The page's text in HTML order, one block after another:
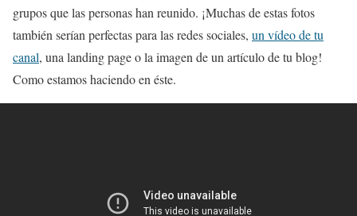
grupos que las personas han reunido. ¡Muchas de estas fotos
también serían perfectas para las redes sociales, un vídeo de tu
canal, una landing page o la imagen de un artículo de tu blog!
Como estamos haciendo en éste.